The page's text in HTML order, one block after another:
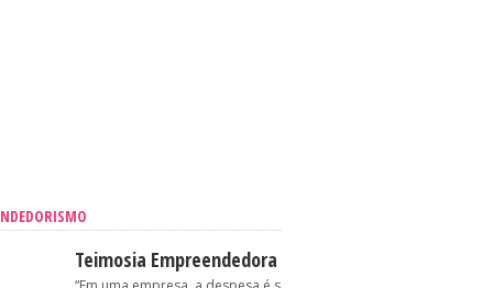
Teimosia Empreendedora